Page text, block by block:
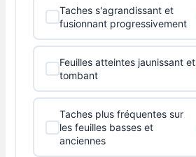
Taches s'agrandissant et
fusionnant progressivement
Feuilles atteintes jaunissant et
tombant
Taches plus fréquentes sur
les feuilles basses et
anciennes